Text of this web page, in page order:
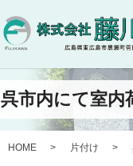
呉市内にて室内
HOME 片付け